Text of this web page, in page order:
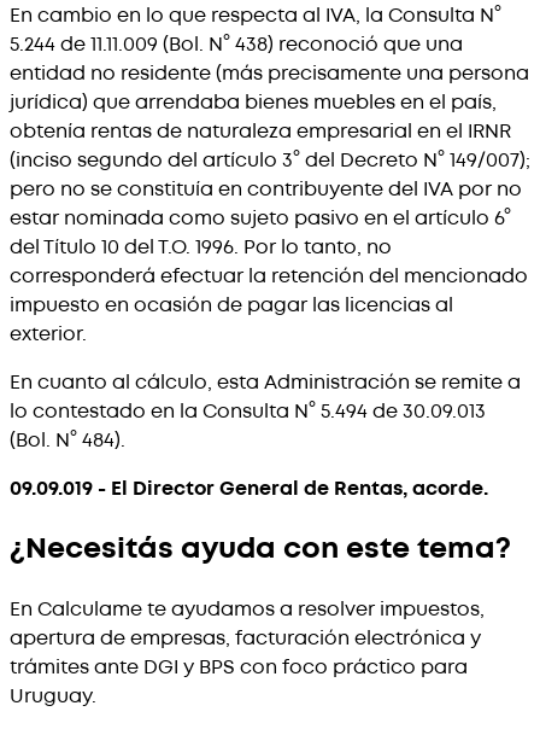
En cambio en lo que respecta al IVA, la Consulta N°
5.244 de 11.11.009 (Bol. N° 438) reconoció que una
entidad no residente (más precisamente una persona
jurídica) que arrendaba bienes muebles en el país,
obtenía rentas de naturaleza empresarial en el IRNR
(inciso segundo del artículo 3° del Decreto N° 149/007);
pero no se constituía en contribuyente del IVA por no
estar nominada como sujeto pasivo en el artículo 6°
del Título 10 del T.O. 1996. Por lo tanto, no
corresponderá efectuar la retención del mencionado
impuesto en ocasión de pagar las licencias al
exterior.
En cuanto al cálculo, esta Administración se remite a
lo contestado en la Consulta N° 5.494 de 30.09.013
(Bol. N° 484).
09.09.019 - El Director General de Rentas, acorde.
¿Necesitás ayuda con este tema?
En Calculame te ayudamos a resolver impuestos,
apertura de empresas, facturación electrónica y
trámites ante DGI y BPS con foco práctico para
Uruguay.